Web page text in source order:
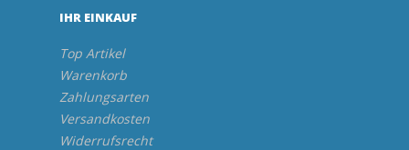
IHR EINKAUF
Top Artikel
Warenkorb
Zahlungsarten
Versandkosten
Widerrufsrecht